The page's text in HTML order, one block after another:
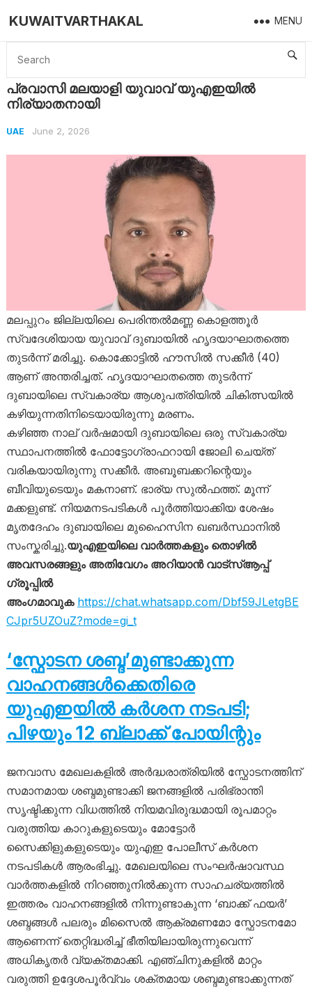
KUWAITVARTHAKAL MENU
Home UAE പ്രവാസി മലയാളി യുവാവ് യുഎഇയിൽ നിര്യാതനായി
പ്രവാസി മലയാളി യുവാവ് യുഎഇയിൽ
നിര്യാതനായി
UAE June 2, 2026
മലപ്പുറം ജില്ലയിലെ പെരിന്തൽമണ്ണ കൊളത്തൂർ
സ്വദേശിയായ യുവാവ് ദുബായിൽ ഹൃദയാഘാതത്തെ
തുടർന്ന് മരിച്ചു. കൊക്കോട്ടിൽ ഹൗസിൽ സക്കീർ (40)
ആണ് അന്തരിച്ചത്. ഹൃദയാഘാതത്തെ തുടർന്ന്
ദുബായിലെ സ്വകാര്യ ആശുപത്രിയിൽ ചികിത്സയിൽ
കഴിയുന്നതിനിടെയായിരുന്നു മരണം.
കഴിഞ്ഞ നാല് വർഷമായി ദുബായിലെ ഒരു സ്വകാര്യ
സ്ഥാപനത്തിൽ ഫോട്ടോഗ്രാഫറായി ജോലി ചെയ്ത്
വരികയായിരുന്നു സക്കീർ. അബൂബക്കറിന്റെയും
ബീവിയുടെയും മകനാണ്. ഭാര്യ സുൽഫത്ത്. മൂന്ന്
മക്കളുണ്ട്. നിയമനടപടികൾ പൂർത്തിയാക്കിയ ശേഷം
മൃതദേഹം ദുബായിലെ മുഹൈസിന ഖബർസ്ഥാനിൽ
സംസ്കരിച്ചു.യുഎഇയിലെ വാർത്തകളും തൊഴിൽ
അവസരങ്ങളും അതിവേഗം അറിയാൻ വാട്സ്ആപ്പ്
ഗ്രൂപ്പിൽ
അംഗമാവുക https://chat.whatsapp.com/Dbf59JLetgBE
CJpr5UZOuZ?mode=gi_t
‘സ്ഫോടന ശബ്ദ’മുണ്ടാക്കുന്ന
വാഹനങ്ങൾക്കെതിരെ
യുഎഇയിൽ കർശന നടപടി;
പിഴയും 12 ബ്ലാക്ക് പോയിന്റും
ജനവാസ മേഖലകളിൽ അർദ്ധരാത്രിയിൽ സ്ഫോടനത്തിന്
സമാനമായ ശബ്ദമുണ്ടാക്കി ജനങ്ങളിൽ പരിഭ്രാന്തി
സൃഷ്ടിക്കുന്ന വിധത്തിൽ നിയമവിരുദ്ധമായി രൂപമാറ്റം
വരുത്തിയ കാറുകളുടെയും മോട്ടോർ
സൈക്കിളുകളുടെയും യുഎഇ പോലീസ് കർശന
നടപടികൾ ആരംഭിച്ചു. മേഖലയിലെ സംഘർഷാവസ്ഥ
വാർത്തകളിൽ നിറഞ്ഞുനിൽക്കുന്ന സാഹചര്യത്തിൽ
ഇത്തരം വാഹനങ്ങളിൽ നിന്നുണ്ടാകുന്ന ‘ബാക്ക് ഫയർ’
ശബ്ദങ്ങൾ പലരും മിസൈൽ ആക്രമണമോ സ്ഫോടനമോ
ആണെന്ന് തെറ്റിദ്ധരിച്ച് ഭീതിയിലായിരുന്നുവെന്ന്
അധികൃതർ വ്യക്തമാക്കി. എഞ്ചിനുകളിൽ മാറ്റം
വരുത്തി ഉദ്ദേശപൂർവ്വം ശക്തമായ ശബ്ദമുണ്ടാക്കുന്നത്